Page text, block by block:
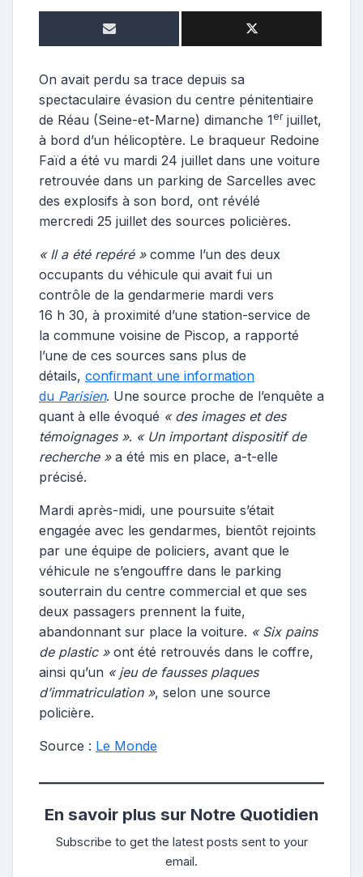
On avait perdu sa trace depuis sa
spectaculaire évasion du centre pénitentiaire
de Réau (Seine-et-Marne) dimanche 1erjuillet,
à bord d’un hélicoptère. Le braqueur Redoine
Faïd a été vu mardi 24 juillet dans une voiture
retrouvée dans un parking de Sarcelles avec
des explosifs à son bord, ont révélé
mercredi 25 juillet des sources policières.
« Il a été repéré »comme l’un des deux
occupants du véhicule qui avait fui un
contrôle de la gendarmerie mardi vers
16 h 30, à proximité d’une station-service de
la commune voisine de Piscop, a rapporté
l’une de ces sources sans plus de
détails, confirmant une information
du Parisien. Une source proche de l’enquête a
quant à elle évoqué « des images et des
témoignages ». « Un important dispositif de
recherche »a été mis en place, a-t-elle
précisé.
Mardi après-midi, une poursuite s’était
engagée avec les gendarmes, bientôt rejoints
par une équipe de policiers, avant que le
véhicule ne s’engouffre dans le parking
souterrain du centre commercial et que ses
deux passagers prennent la fuite,
abandonnant sur place la voiture. « Six pains
de plastic »ont été retrouvés dans le coffre,
ainsi qu’un « jeu de fausses plaques
d’immatriculation », selon une source
policière.
Source : Le Monde
En savoir plus sur Notre Quotidien
Subscribe to get the latest posts sent to your
email.